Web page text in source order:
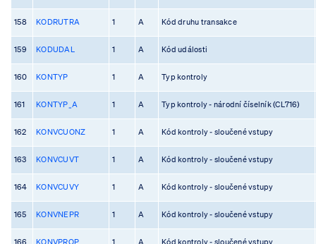
158 KODRUTRA 1 A Kód druhu transakce
159 KODUDAL 1 A Kód události
160 KONTYP 1 A Typ kontroly
161 KONTYP_A 1 A Typ kontroly - národní číselník (CL716)
162 KONVCUONZ 1 A Kód kontroly - sloučené vstupy
163 KONVCUVT 1 A Kód kontroly - sloučené vstupy
164 KONVCUVY 1 A Kód kontroly - sloučené vstupy
165 KONVNEPR 1 A Kód kontroly - sloučené vstupy
166 KONVPROP 1 A Kód kontroly - sloučené vstupy